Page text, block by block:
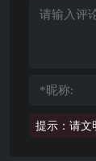
提示：请文